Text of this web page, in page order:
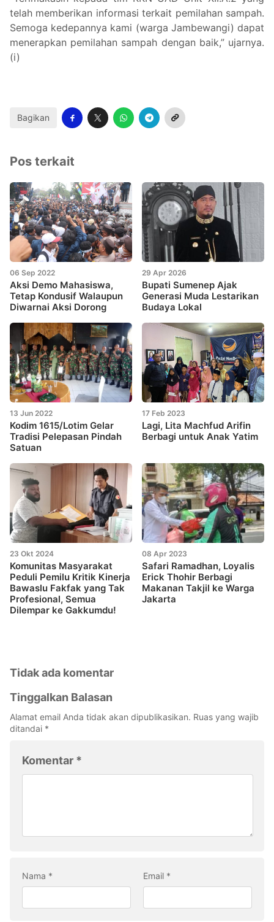
telah memberikan informasi terkait pemilahan sampah.
Semoga kedepannya kami (warga Jambewangi) dapat
menerapkan pemilahan sampah dengan baik,” ujarnya.
(i)
Bagikan
Pos terkait
06 Sep 2022
Aksi Demo Mahasiswa,
Tetap Kondusif Walaupun
Diwarnai Aksi Dorong
29 Apr 2026
Bupati Sumenep Ajak
Generasi Muda Lestarikan
Budaya Lokal
13 Jun 2022
Kodim 1615/Lotim Gelar
Tradisi Pelepasan Pindah
Satuan
17 Feb 2023
Lagi, Lita Machfud Arifin
Berbagi untuk Anak Yatim
23 Okt 2024
Komunitas Masyarakat
Peduli Pemilu Kritik Kinerja
Bawaslu Fakfak yang Tak
Profesional, Semua
Dilempar ke Gakkumdu!
08 Apr 2023
Safari Ramadhan, Loyalis
Erick Thohir Berbagi
Makanan Takjil ke Warga
Jakarta
Tidak ada komentar
Tinggalkan Balasan
Alamat email Anda tidak akan dipublikasikan. Ruas yang wajib
ditandai *
Komentar *
Nama * Email *